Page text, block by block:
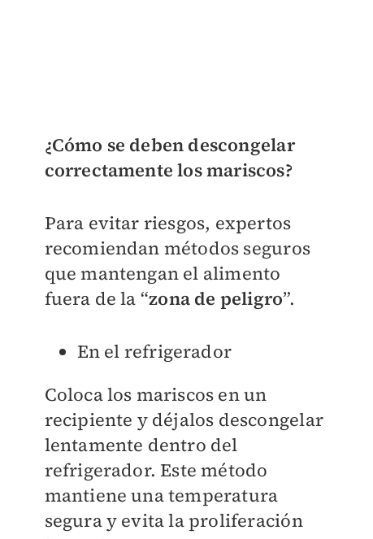
¿Cómo se deben descongelar
correctamente los mariscos?
Para evitar riesgos, expertos
recomiendan métodos seguros
que mantengan el alimento
fuera de la “zona de peligro”.
En el refrigerador
Coloca los mariscos en un
recipiente y déjalos descongelar
lentamente dentro del
refrigerador. Este método
mantiene una temperatura
segura y evita la proliferación